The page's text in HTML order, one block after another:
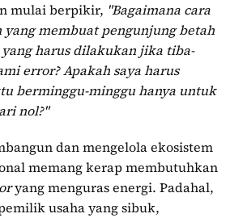
mulai berpikir, "Bagaimana cara
yang membuat pengunjung betah
harus dilakukan jika tiba-
error? Apakah saya harus
berminggu-minggu hanya untuk
nol?"
dan mengelola ekosistem
memang kerap membutuhkan
yang menguras energi. Padahal,
usaha yang sibuk,